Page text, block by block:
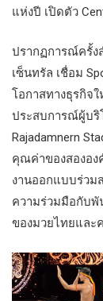
แห่งปี เปิดตัว
ปรากฏการณ์ครั้ง
เซ็นทรัล เชื่อม
โอกาสทางธุรกิจ
ประสบการณ์ผู้บริ
Rajadamnern
คุณค่าของสององ
งานออกแบบร่วม
ความร่วมมือกับพั
ของมวยไทยและ